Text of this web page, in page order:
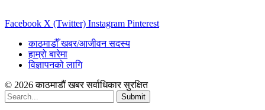
Facebook X (Twitter) Instagram Pinterest
काठमाडौँ खबर/आजीवन सदस्य
हाम्रो बारेमा
विज्ञापनको लागि
© 2026 काठमाडौं खबर सर्वाधिकार सुरक्षित
Submit